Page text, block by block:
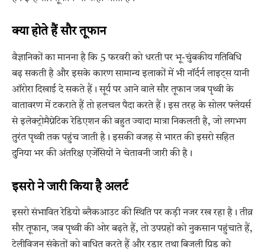
क्या होते हैं सौर तूफान
वैज्ञानिकों का मानना है कि 5 फरवरी को धरती पर भू-चुंबकीय गतिविधि
बढ़ सकती है और इसके कारण सामान्य इलाकों में भी नॉर्दर्न लाइट्स यानी
ऑरोरा दिखाई दे सकते हैं। सूर्य पर आने वाले सौर तूफान जब पृथ्वी के
वातावरण में टकराते हैं तो हलचल पैदा करते हैं। इस तरह के सोलर फ्लेयर्स
से इलेक्ट्रोमैग्नेटिक रेडिएशन की बहुत ज्यादा मात्रा निकलती है, जो लगभग
तुरंत पृथ्वी तक पहुंच जाती है। इसकी वजह से भारत की इसरो सहित
दुनिया भर की अंतरिक्ष एजेंसियों ने चेतावनी जारी की है।
इसरो ने जारी किया है अलर्ट
इसरो संभावित रेडियो ब्लैकआउट की स्थिति पर कड़ी नजर रख रहा है। तीव्र
सौर तूफान, जब पृथ्वी की ओर बढ़ते हैं, तो उपग्रहों को नुकसान पहुंचाते हैं,
टेलीविजन संकेतों को बाधित करते हैं और रडार तथा बिजली ग्रिड को